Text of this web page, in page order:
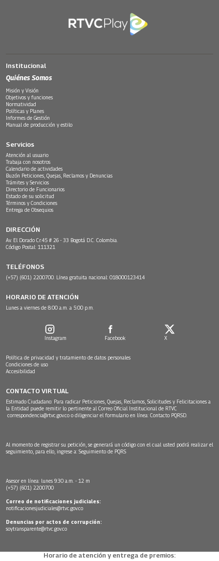
Institucional
Quiénes Somos
Misión y Visión
Objetivos y funciones
Normatividad
Políticas y Planes
Informes de Gestión
Manual de producción y estilo
Servicios
Atención al usuario
Trabaja con nosotros
Calendario de actividades
Buzón Peticiones, Quejas, Reclamos y Denuncias
Trámites y Servicios
Directorio de Funcionarios
Estado de su solicitud
Términos y Condiciones
Entrega de Obsequios
DIRECCIÓN
Av. El Dorado Cr.45 # 26 - 33 Bogotá D.C. Colombia.
Código Postal: 111321
TELÉFONOS
(+57) (601) 2200700. Línea gratuita nacional: 018000123414
HORARIO DE ATENCIÓN
Lunes a viernes de 8:00 a.m. a 5:00 p.m.
Instagram Facebook X
Política de privacidad y tratamiento de datos personales
Condiciones de uso
Accesibilidad
CONTACTO VIRTUAL
Estimado Ciudadano: Para radicar Peticiones, Quejas, Reclamos, Solicitudes y Felicitaciones a
la Entidad puede remitir lo pertinente al Correo Oficial Institucional de RTVC
correspondencia@rtvc.gov.co o diligenciar el formulario en línea: Contacto PQRSD.
Al momento de registrar su petición, se generará un código con el cual usted podrá realizar el
seguimiento, para ello, ingrese a: Seguimiento de PQRS
Asesor en línea: lunes 9:30 a.m. - 12 m
(+57) (601) 2200700
Correo de notificaciones judiciales:
notificacionesjudiciales@rtvc.gov.co
Denuncias por actos de corrupción:
soytransparente@rtvc.gov.co
Horario de atención y entrega de premios: